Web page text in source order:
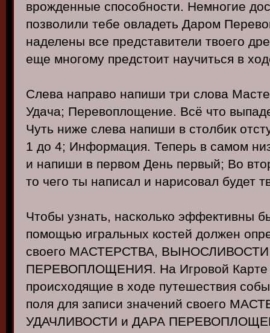
врожденные способности. Немногие
позволили тебе овладеть Даром
наделены все представители твоего
еще многому предстоит научиться в
Слева направо напиши три слова
Удача; Перевоплощение. Всё что
Чуть ниже слева напиши в столбик
1 до 4; Информация. Теперь в самом
и напиши в первом День первый; Во
то чего ты написал и нарисовал будет
Чтобы узнать, насколько эффективны
помощью игральных костей должен
своего МАСТЕРСТВА,
ПЕРЕВОПЛОЩЕНИЯ. На Игровой Карте
происходящие в ходе путешествия
поля для записи значений своего
УДАЧЛИВОСТИ и ДАРА